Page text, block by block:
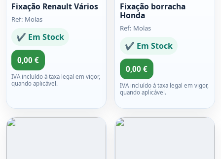
Fixação Renault Vários
Ref: Molas
✔ Em Stock
0,00 €
IVA incluído à taxa legal em vigor,
quando aplicável.
Fixação borracha
Honda
Ref: Molas
✔ Em Stock
0,00 €
IVA incluído à taxa legal em vigor,
quando aplicável.